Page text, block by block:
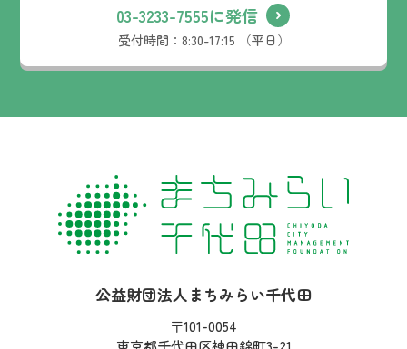
03-3233-7555に発信
受付時間： 8:30-17:15 （平日）
社名：
公益財団法人まちみらい千代田
住所：
〒101-0054